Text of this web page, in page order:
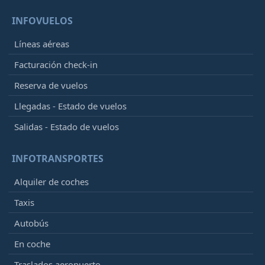
INFOVUELOS
Líneas aéreas
Facturación check-in
Reserva de vuelos
Llegadas - Estado de vuelos
Salidas - Estado de vuelos
INFOTRANSPORTES
Alquiler de coches
Taxis
Autobús
En coche